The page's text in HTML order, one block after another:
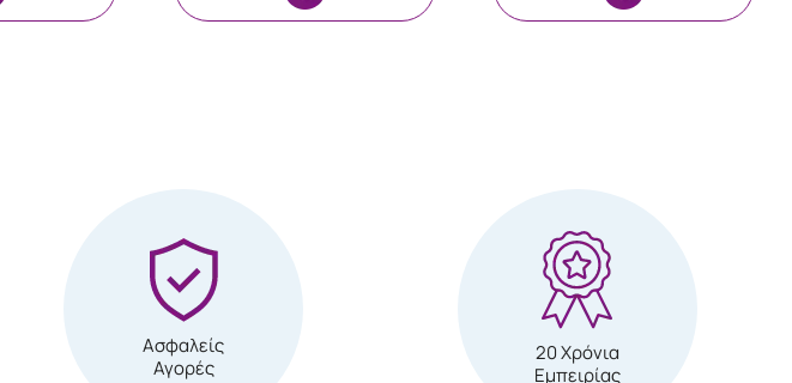
Ασφαλείς
Αγορές
20 Χρόνια
Εμπειρίας